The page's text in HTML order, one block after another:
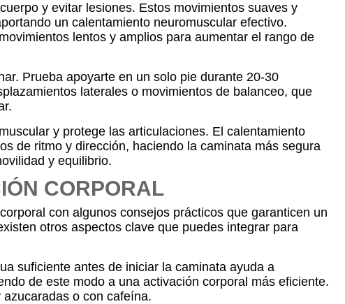
y evitar lesiones. Estos movimientos suaves y
un calentamiento neuromuscular efectivo.
lentos y amplios para aumentar el rango de
Prueba apoyarte en un solo pie durante 20-30
laterales o movimientos de balanceo, que
y protege las articulaciones. El calentamiento
de ritmo y dirección, haciendo la caminata más segura
y equilibrio.
CORPORAL
con algunos consejos prácticos que garanticen un
otros aspectos clave que puedes integrar para
suficiente antes de iniciar la caminata ayuda a
de este modo a una activación corporal más eficiente.
o con cafeína.